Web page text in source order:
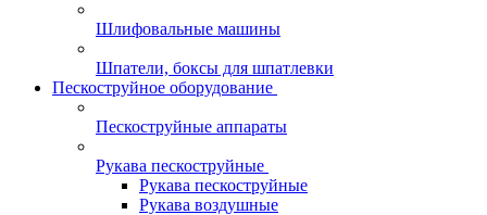
Шлифовальные машины
Шпатели, боксы для шпатлевки
Пескоструйное оборудование
Пескоструйные аппараты
Рукава пескоструйные
Рукава пескоструйные
Рукава воздушные